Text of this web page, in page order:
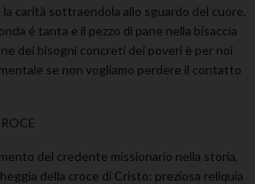
carità sottraendola allo sguardo del cuore.
é tanta e il pezzo di pane nella bisaccia
dei bisogni concreti dei poveri è per noi
se non vogliamo perdere il contatto
del credente missionario nella storia,
della croce di Cristo: preziosa reliquia